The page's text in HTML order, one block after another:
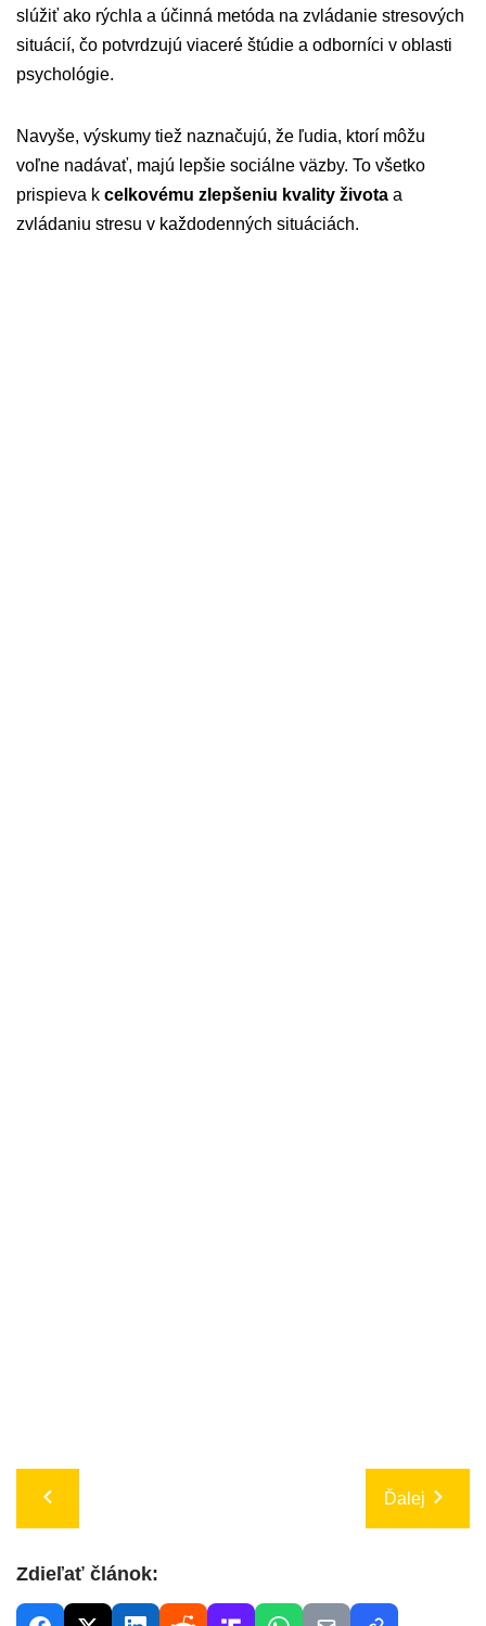
slúžiť ako rýchla a účinná metóda na zvládanie stresových
situácií, čo potvrdzujú viaceré štúdie a odborníci v oblasti
psychológie.
Navyše, výskumy tiež naznačujú, že ľudia, ktorí môžu
voľne nadávať, majú lepšie sociálne väzby. To všetko
prispieva k celkovému zlepšeniu kvality života a
zvládaniu stresu v každodenných situáciách.
Ďalej
Zdieľať článok: